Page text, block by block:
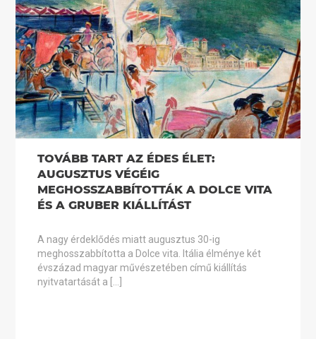
TOVÁBB TART AZ ÉDES ÉLET:
AUGUSZTUS VÉGÉIG
MEGHOSSZABBÍTOTTÁK A DOLCE VITA
ÉS A GRUBER KIÁLLÍTÁST
A nagy érdeklődés miatt augusztus 30-ig
meghosszabbította a Dolce vita. Itália élménye két
évszázad magyar művészetében című kiállítás
nyitvatartását a […]